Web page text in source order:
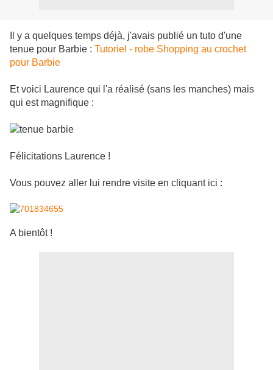
Il y a quelques temps déjà, j'avais publié un tuto d'une
tenue pour Barbie : Tutoriel - robe Shopping au crochet
pour Barbie
Et voici Laurence qui l'a réalisé (sans les manches) mais
qui est magnifique :
Félicitations Laurence !
Vous pouvez aller lui rendre visite en cliquant ici :
A bientôt !